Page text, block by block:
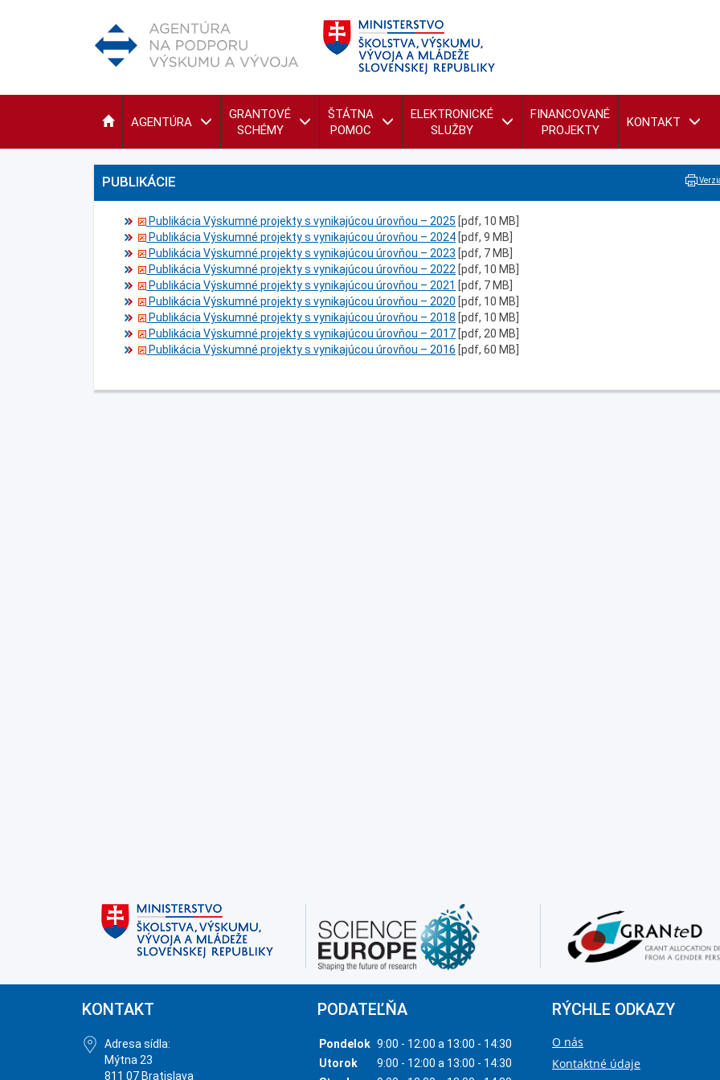
AGENTÚRA
GRANTOVÉ
SCHÉMY
ŠTÁTNA
POMOC
ELEKTRONICKÉ
SLUŽBY
FINANCOVANÉ
PROJEKTY
KONTAKT
PUBLIKÁCIE
Publikácia Výskumné projekty s vynikajúcou úrovňou – 2025 [pdf, 10 MB]
Publikácia Výskumné projekty s vynikajúcou úrovňou – 2024 [pdf, 9 MB]
Publikácia Výskumné projekty s vynikajúcou úrovňou – 2023 [pdf, 7 MB]
Publikácia Výskumné projekty s vynikajúcou úrovňou – 2022 [pdf, 10 MB]
Publikácia Výskumné projekty s vynikajúcou úrovňou – 2021 [pdf, 7 MB]
Publikácia Výskumné projekty s vynikajúcou úrovňou – 2020 [pdf, 10 MB]
Publikácia Výskumné projekty s vynikajúcou úrovňou – 2018 [pdf, 10 MB]
Publikácia Výskumné projekty s vynikajúcou úrovňou – 2017 [pdf, 20 MB]
Publikácia Výskumné projekty s vynikajúcou úrovňou – 2016 [pdf, 60 MB]
KONTAKT
Adresa sídla:
Mýtna 23
811 07 Bratislava
PODATEĽŇA
Pondelok 9:00 - 12:00 a 13:00 - 14:30
Utorok
9:00 - 12:00 a 13:00 - 14:30
RÝCHLE ODKAZY
O nás
Kontaktné údaje